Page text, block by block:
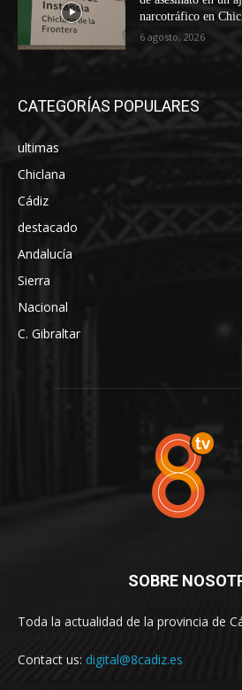
narcotráfico en
6 agosto, 2026
CATEGORÍAS POPULARES
ultimas
Chiclana
Cádiz
destacado
Andalucía
Sierra
Nacional
C. Gibraltar
SOBRE
Toda la actualidad de la provincia de
Contact us: digital@8cadiz.es